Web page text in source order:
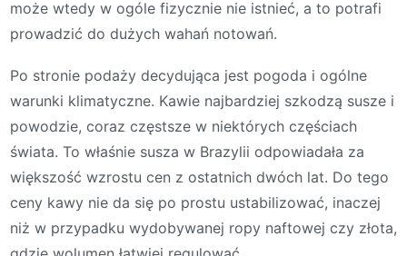
może wtedy w ogóle fizycznie nie istnieć, a to potrafi
prowadzić do dużych wahań notowań.
Po stronie podaży decydująca jest pogoda i ogólne
warunki klimatyczne. Kawie najbardziej szkodzą susze i
powodzie, coraz częstsze w niektórych częściach
świata. To właśnie susza w Brazylii odpowiadała za
większość wzrostu cen z ostatnich dwóch lat. Do tego
ceny kawy nie da się po prostu ustabilizować, inaczej
niż w przypadku wydobywanej ropy naftowej czy złota,